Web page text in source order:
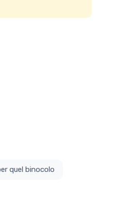
per quel binocolo